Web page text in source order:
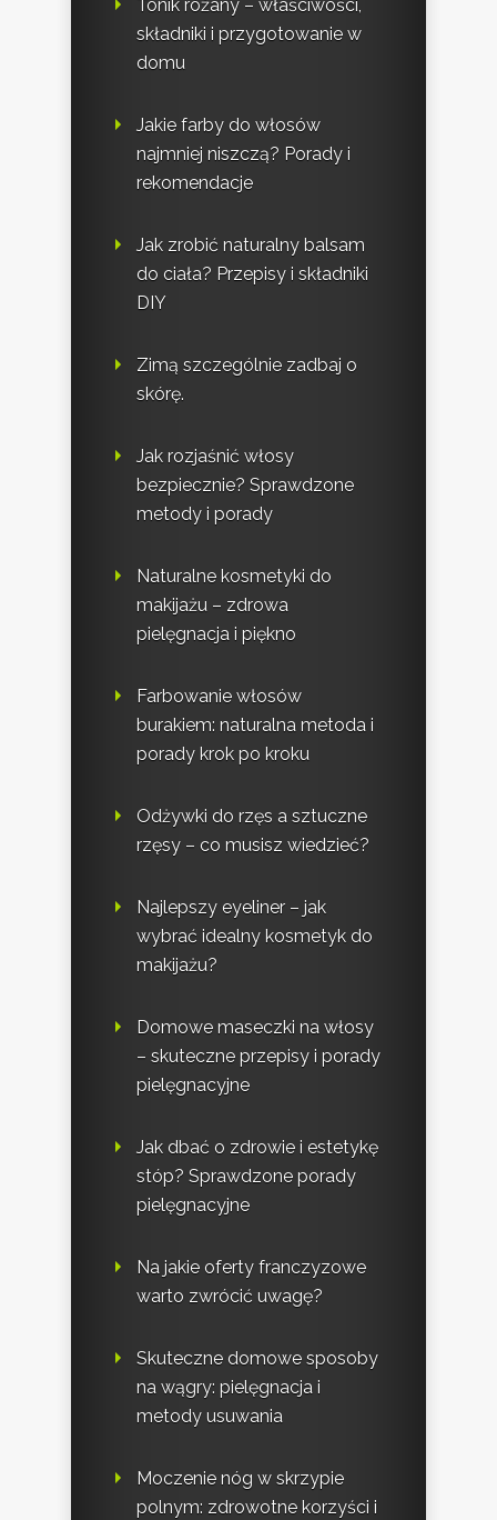
Tonik różany – właściwości,
składniki i przygotowanie w
domu
Jakie farby do włosów
najmniej niszczą? Porady i
rekomendacje
Jak zrobić naturalny balsam
do ciała? Przepisy i składniki
DIY
Zimą szczególnie zadbaj o
skórę.
Jak rozjaśnić włosy
bezpiecznie? Sprawdzone
metody i porady
Naturalne kosmetyki do
makijażu – zdrowa
pielęgnacja i piękno
Farbowanie włosów
burakiem: naturalna metoda i
porady krok po kroku
Odżywki do rzęs a sztuczne
rzęsy – co musisz wiedzieć?
Najlepszy eyeliner – jak
wybrać idealny kosmetyk do
makijażu?
Domowe maseczki na włosy
– skuteczne przepisy i porady
pielęgnacyjne
Jak dbać o zdrowie i estetykę
stóp? Sprawdzone porady
pielęgnacyjne
Na jakie oferty franczyzowe
warto zwrócić uwagę?
Skuteczne domowe sposoby
na wągry: pielęgnacja i
metody usuwania
Moczenie nóg w skrzypie
polnym: zdrowotne korzyści i